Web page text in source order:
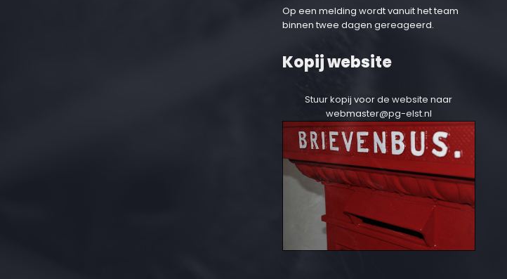
Op een melding wordt vanuit het team
binnen twee dagen gereageerd.
Kopij website
Stuur kopij voor de website naar
webmaster@pg-elst.nl